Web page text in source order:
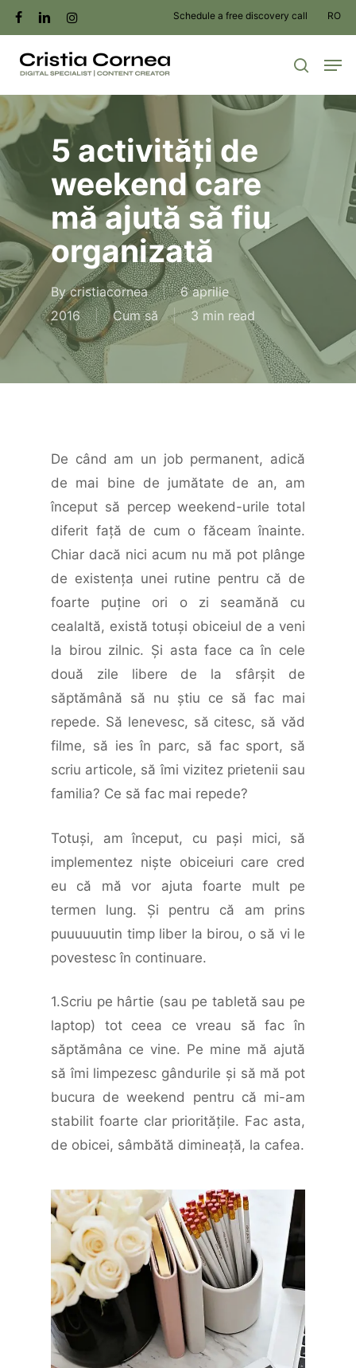
Skip
to
main
facebooklinkedininstagram Schedule a free discovery call RO
search
5 activități de
weekend care
mă ajută să fiu
organizată
By cristiacornea
6 aprilie
2016
Cum să 3 min read
De când am un job permanent, adică
de mai bine de jumătate de an, am
început să percep weekend-urile total
diferit faţă de cum o făceam înainte.
Chiar dacă nici acum nu mă pot plânge
de existenţa unei rutine pentru că de
foarte puţine ori o zi seamănă cu
cealaltă, există totuşi obiceiul de a veni
la birou zilnic. Şi asta face ca în cele
două zile libere de la sfârşit de
săptămână să nu ştiu ce să fac mai
repede. Să lenevesc, să citesc, să văd
filme, să ies în parc, să fac sport, să
scriu articole, să îmi vizitez prietenii sau
familia? Ce să fac mai repede?
Totuşi, am început, cu paşi mici, să
implementez nişte obiceiuri care cred
eu că mă vor ajuta foarte mult pe
termen lung. Şi pentru că am prins
puuuuuutin timp liber la birou, o să vi le
povestesc în continuare.
1.Scriu pe hârtie (sau pe tabletă sau pe
laptop) tot ceea ce vreau să fac în
săptămâna ce vine. Pe mine mă ajută
să îmi limpezesc gândurile şi să mă pot
bucura de weekend pentru că mi-am
stabilit foarte clar priorităţile. Fac asta,
de obicei, sâmbătă dimineaţă, la cafea.